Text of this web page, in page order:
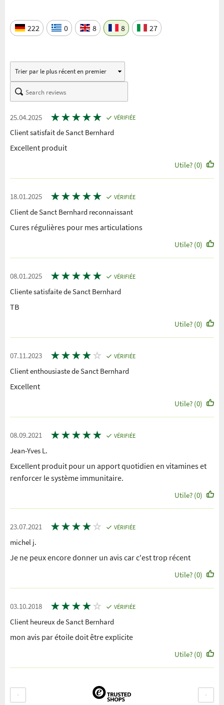
222 0 8 8 27
25.04.2025 ★★★★★ VÉRIFIÉE
Client satisfait de Sanct Bernhard
Excellent produit
Utile? (0)
18.01.2025 ★★★★★ VÉRIFIÉE
Client de Sanct Bernhard reconnaissant
Cures régulières pour mes articulations
Utile? (0)
08.01.2025 ★★★★★ VÉRIFIÉE
Cliente satisfaite de Sanct Bernhard
TB
Utile? (0)
07.11.2023 ★★★★ ☆ VÉRIFIÉE
Client enthousiaste de Sanct Bernhard
Excellent
Utile? (0)
08.09.2021 ★★★★★ VÉRIFIÉE
Jean-Yves L.
Excellent produit pour un apport quotidien en vitamines et
renforcer le système immunitaire.
Utile? (0)
23.07.2021 ★★★★ ☆ VÉRIFIÉE
michel j.
Je ne peux encore donner un avis car c'est trop récent
Utile? (0)
03.10.2018 ★★★★ ☆ VÉRIFIÉE
Client heureux de Sanct Bernhard
mon avis par étoile doit être explicite
Utile? (0)